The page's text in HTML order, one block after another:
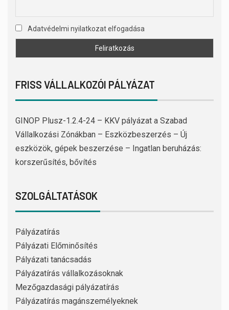
Adatvédelmi nyilatkozat elfogadása
FRISS VÁLLALKOZÓI PÁLYÁZAT
GINOP Plusz-1.2.4-24 – KKV pályázat a Szabad
Vállalkozási Zónákban – Eszközbeszerzés – Új
eszközök, gépek beszerzése – Ingatlan beruházás:
korszerűsítés, bővítés
SZOLGÁLTATÁSOK
Pályázatírás
Pályázati Előminősítés
Pályázati tanácsadás
Pályázatírás vállalkozásoknak
Mezőgazdasági pályázatírás
Pályázatírás magánszemélyeknek